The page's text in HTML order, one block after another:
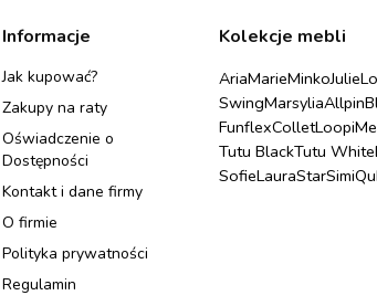
Informacje
Jak kupować?
Zakupy na raty
Oświadczenie o
Dostępności
Kontakt i dane firmy
O firmie
Polityka prywatności
Regulamin
Kolekcje mebli
AriaMarieMinkoJulie
SwingMarsyliaAllpin
FunflexColletLoopi
Tutu BlackTutu White
SofieLauraStarSimi